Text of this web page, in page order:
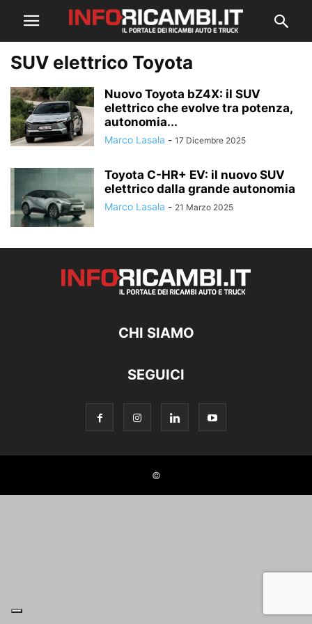
SUV elettrico Toyota
Nuovo Toyota bZ4X: il SUV
elettrico che evolve tra potenza,
autonomia...
Marco Lasala - 17 Dicembre 2025
Toyota C-HR+ EV: il nuovo SUV
elettrico dalla grande autonomia
Marco Lasala - 21 Marzo 2025
CHI SIAMO
SEGUICI
©